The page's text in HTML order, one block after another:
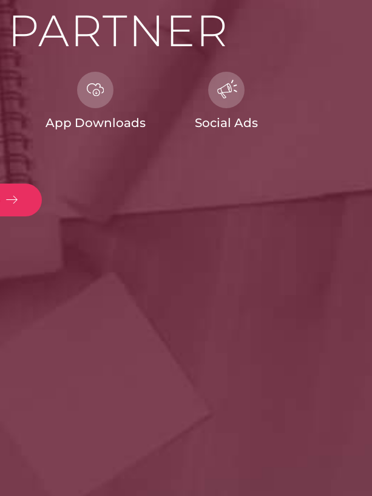
PARTNER
App Downloads Social Ads